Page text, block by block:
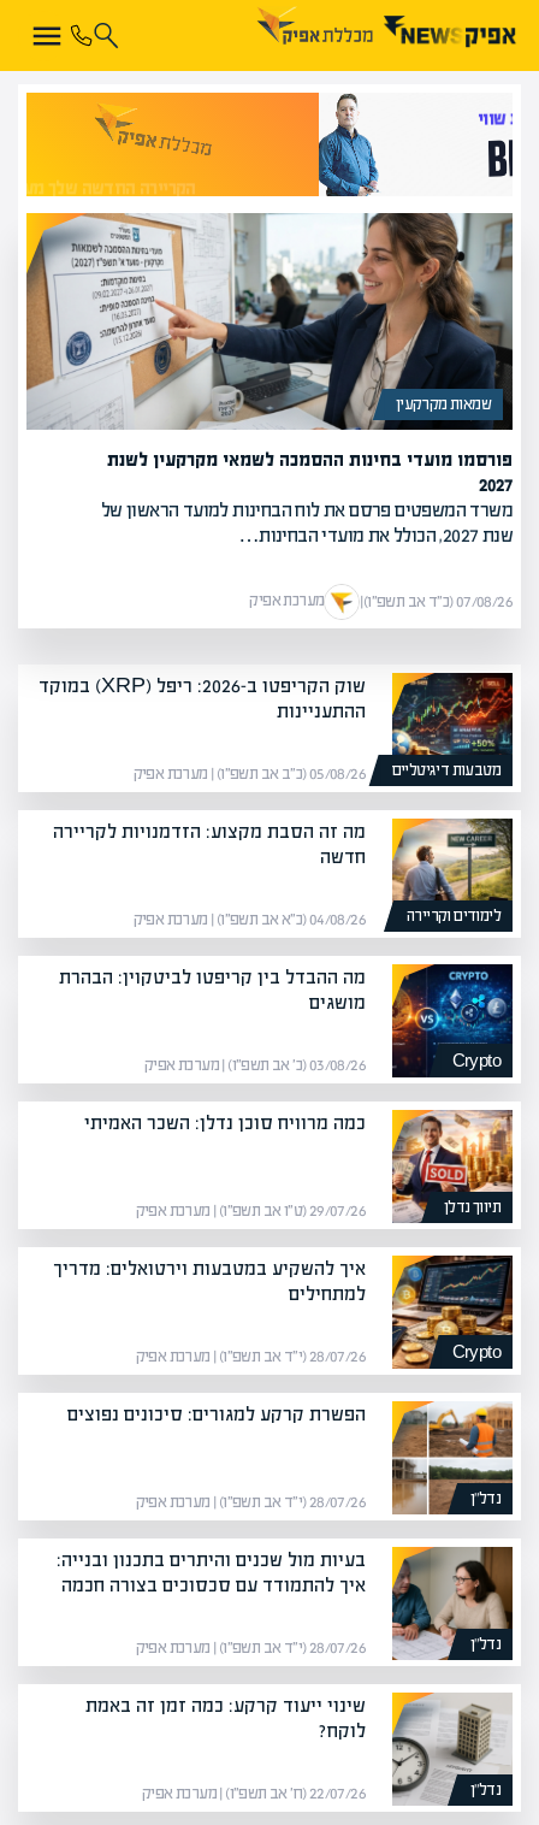
שמאות מקרקעין
פורסמו מועדי בחינות ההסמכה לשמאי מקרקעין לשנת
2027
משרד המשפטים פרסם את לוח הבחינות למועד הראשון של
שנת 2027, הכולל את מועדי הבחינות…
07/08/26 (כ״ד אב תשפ״ו) | מערכת אפיק
הקריירה החדשה שלך מעבר לפינה!
מטבעות דיגיטליים
שוק הקריפטו ב-2026: ריפל (XRP) במוקד
ההתעניינות
05/08/26 (כ״ב אב תשפ״ו) | מערכת אפיק
לימודים וקריירה
מה זה הסבת מקצוע: הזדמנויות לקריירה
חדשה
04/08/26 (כ״א אב תשפ״ו) | מערכת אפיק
Crypto
מה ההבדל בין קריפטו לביטקוין: הבהרת
מושגים
03/08/26 (כ׳ אב תשפ״ו) | מערכת אפיק
תיווך נדלן
כמה מרוויח סוכן נדלן: השכר האמיתי
29/07/26 (ט״ו אב תשפ״ו) | מערכת אפיק
Crypto
איך להשקיע במטבעות וירטואלים: מדריך
למתחילים
28/07/26 (י״ד אב תשפ״ו) | מערכת אפיק
נדל”ן
הפשרת קרקע למגורים: סיכונים נפוצים
28/07/26 (י״ד אב תשפ״ו) | מערכת אפיק
נדל”ן
בעיות מול שכנים והיתרים בתכנון ובנייה:
איך להתמודד עם סכסוכים בצורה חכמה
28/07/26 (י״ד אב תשפ״ו) | מערכת אפיק
נדל”ן
שינוי ייעוד קרקע: כמה זמן זה באמת
לוקח?
22/07/26 (ח׳ אב תשפ״ו) | מערכת אפיק